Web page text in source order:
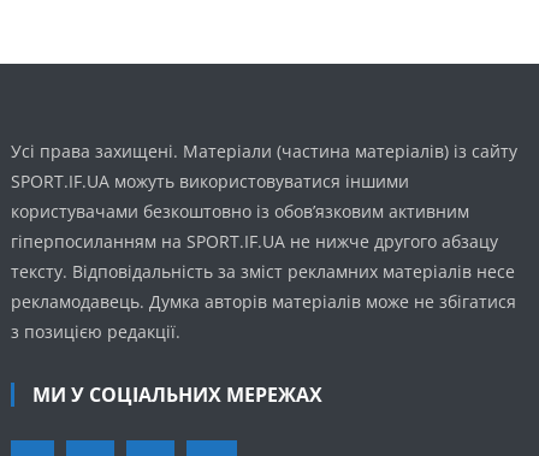
Усі права захищені. Матеріали (частина матеріалів) із сайту
SPORT.IF.UA можуть використовуватися іншими
користувачами безкоштовно із обов’язковим активним
гіперпосиланням на SPORT.IF.UA не нижче другого абзацу
тексту. Відповідальність за зміст рекламних матеріалів несе
рекламодавець. Думка авторів матеріалів може не збігатися
з позицією редакції.
МИ У СОЦІАЛЬНИХ МЕРЕЖАХ